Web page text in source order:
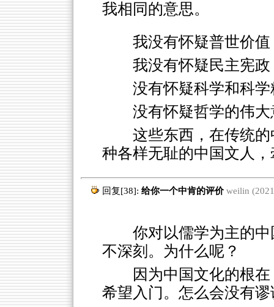
我相同的意思。
我没有怀疑普世价值
我没有怀疑民主宪政
没有怀疑科学和科学
没有怀疑哲学的伟大
这些东西，在传统
种各样无耻的中国文人
回复[38]: 给你一个中肯的评价 weilin
你对以儒学为主的
不深刻。为什么呢？
因为中国文化的根
希望入门。怎么会没有谬